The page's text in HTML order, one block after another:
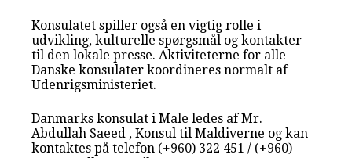
Konsulatet spiller også en vigtig rolle i
udvikling, kulturelle spørgsmål og kontakter
til den lokale presse. Aktiviteterne for alle
Danske konsulater koordineres normalt af
Udenrigsministeriet.
Danmarks konsulat i Male ledes af Mr.
Abdullah Saeed , Konsul til Maldiverne og kan
kontaktes på telefon (+960) 322 451 / (+960)